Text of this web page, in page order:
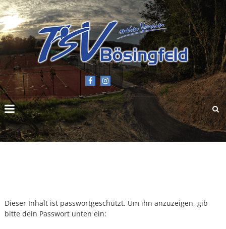
TSV
BÖSINGFELD
E.V.
Dieser Inhalt ist passwortgeschützt. Um ihn anzuzeigen, gib
bitte dein Passwort unten ein: